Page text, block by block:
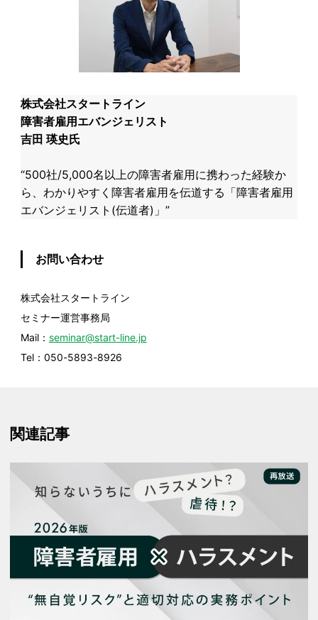
株式会社スタートライン
障害者雇用エバンジェリスト ​
吉田 瑛史氏
​“500社/5,000名以上の障害者雇用に携わった経験か
ら、わかりやすく障害者雇用を伝道する「障害者雇用
エバンジェリスト(伝道者)」”​
お問い合わせ
株式会社スタートライン
セミナー運営事務局
Mail： seminar@start-line.jp
Tel：050-5893-8926
関連記事